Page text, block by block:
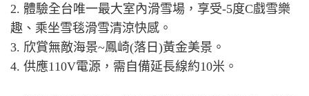
2. 體驗全台唯一最大室內滑雪場，享受-5度C戲雪樂
趣、乘坐雪毯滑雪清涼快感。
3. 欣賞無敵海景~鳳崎(落日)黃金美景。
4. 供應110V電源，需自備延長線約10米。